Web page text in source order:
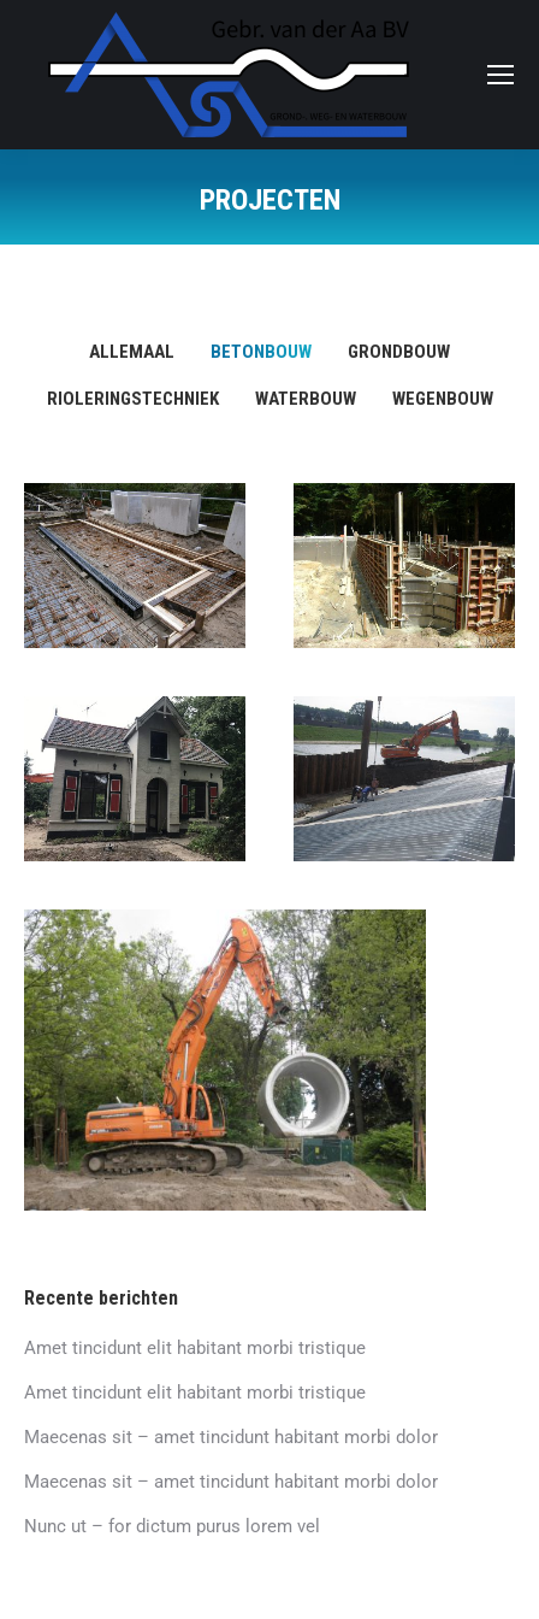
PROJECTEN
ALLEMAAL BETONBOUW GRONDBOUW
RIOLERINGSTECHNIEK WATERBOUW WEGENBOUW
Recente berichten
Amet tincidunt elit habitant morbi tristique
Amet tincidunt elit habitant morbi tristique
Maecenas sit – amet tincidunt habitant morbi dolor
Maecenas sit – amet tincidunt habitant morbi dolor
Nunc ut – for dictum purus lorem vel